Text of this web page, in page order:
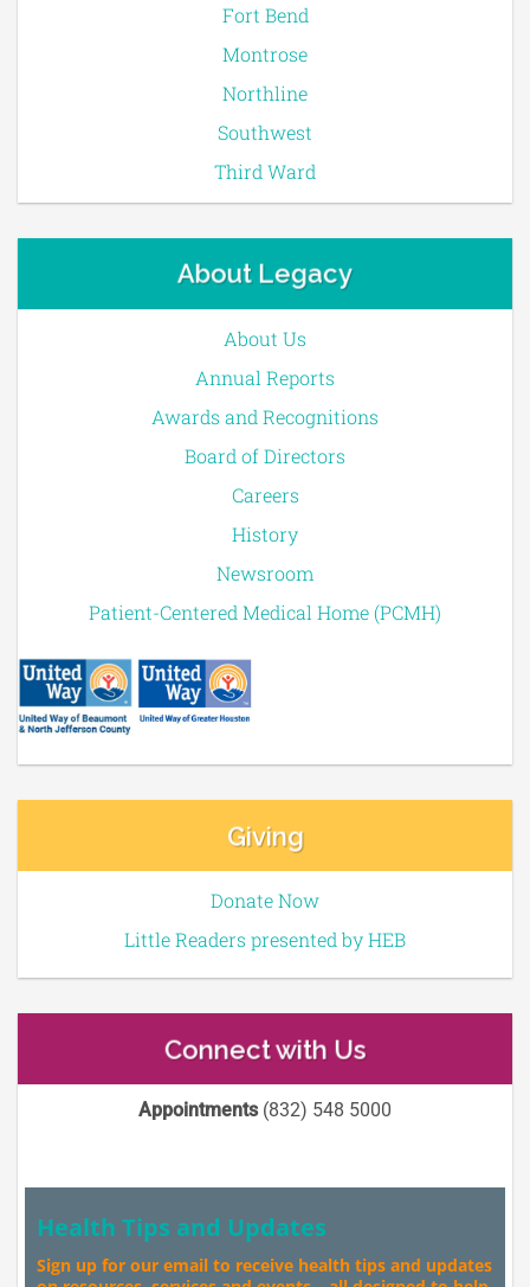
Fort Bend
Montrose
Northline
Southwest
Third Ward
About Legacy
About Us
Annual Reports
Awards and Recognitions
Board of Directors
Careers
History
Newsroom
Patient-Centered Medical Home (PCMH)
Giving
Donate Now
Little Readers presented by HEB
Connect with Us
Appointments(832) 548 5000
Health Tips and Updates
Sign up for our email to receive health tips and updates